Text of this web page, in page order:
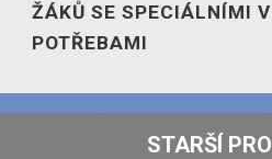
ŽÁKŮ SE SPECIÁLNÍMI
POTŘEBAMI
STARŠÍ